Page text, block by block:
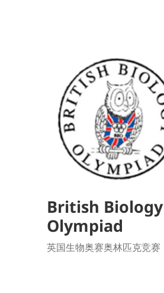
British Biology
Olympiad
英国生物奥赛奥林匹克竞赛